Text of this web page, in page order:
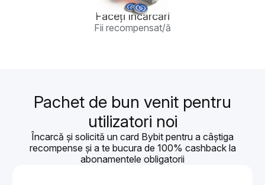
Faceți încărcări
Fii recompensat/ă
Pachet de bun venit pentru
utilizatori noi
Încarcă și solicită un card Bybit pentru a câștiga
recompense și a te bucura de 100% cashback la
abonamentele obligatorii